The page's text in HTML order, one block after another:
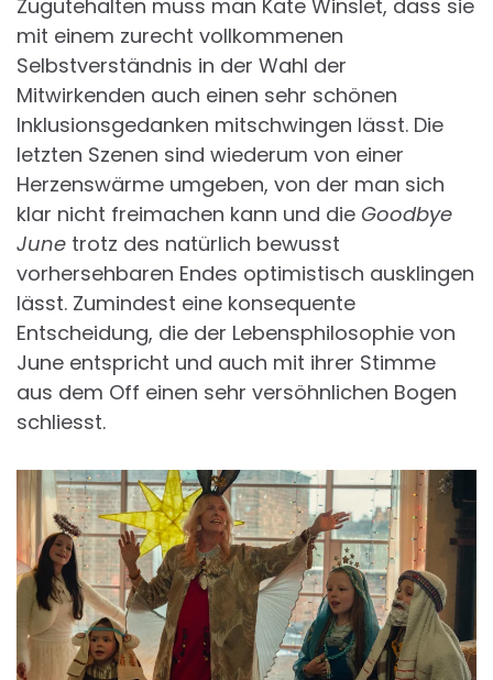
Zugutehalten muss man Kate Winslet, dass sie
mit einem zurecht vollkommenen
Selbstverständnis in der Wahl der
Mitwirkenden auch einen sehr schönen
Inklusionsgedanken mitschwingen lässt. Die
letzten Szenen sind wiederum von einer
Herzenswärme umgeben, von der man sich
klar nicht freimachen kann und die Goodbye
June trotz des natürlich bewusst
vorhersehbaren Endes optimistisch ausklingen
lässt. Zumindest eine konsequente
Entscheidung, die der Lebensphilosophie von
June entspricht und auch mit ihrer Stimme
aus dem Off einen sehr versöhnlichen Bogen
schliesst.